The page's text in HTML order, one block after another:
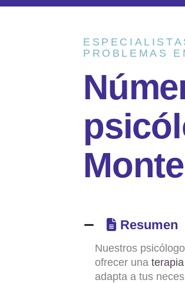
PROBLEMAS
Núme
psicól
Monte
Resumen
Nuestros
ofrecer una
adapta a tus